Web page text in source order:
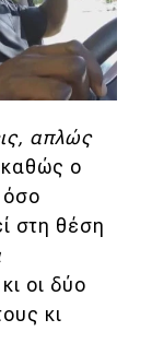
απλώς
ο
στη θέση
οι δύο
κι